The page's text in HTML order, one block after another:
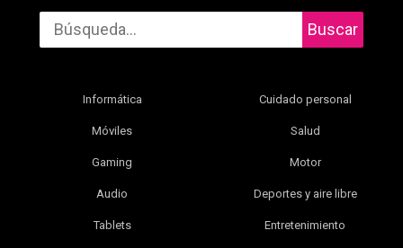
Buscar
Informática
Móviles
Gaming
Audio
Tablets
Cuidado personal
Salud
Motor
Deportes y aire libre
Entretenimiento